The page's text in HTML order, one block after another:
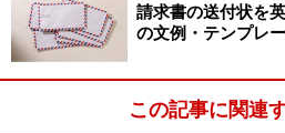
もしも、どうしても、自身の電
場合は、せめて、企業イメージ
いは、きちんと覚えておくとよ
請求書の送付状を
の文例・テンプレ
この記事に関連